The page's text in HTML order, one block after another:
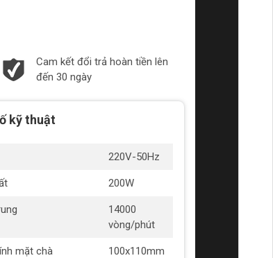
Cam kết đổi trả hoàn tiền lên
đến 30 ngày
kỹ thuật
220V-50Hz
200W
14000
vòng/phút
mặt chà 100x110mm